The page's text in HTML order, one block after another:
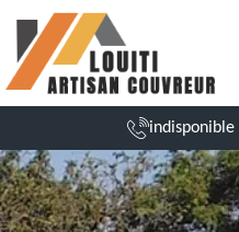
indisponible